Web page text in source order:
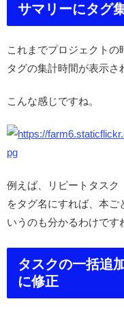
サマリーにタグ
これまでプロジェクトの
タグの集計時間が表示さ
こんな感じですね。
例えば、リピートタスク
をタグ名にすれば、本ご
いうのも分かるわけです
タスクの一括追
に修正